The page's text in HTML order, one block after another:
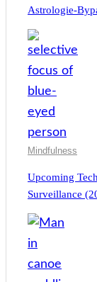
Astrologie-
Mindfulness
Upcoming
Surveillance